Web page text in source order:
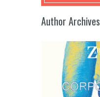
Author Archives